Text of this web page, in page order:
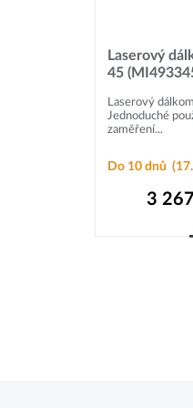
Laserový
45
Laserový
Jednoduché
zaměření...
Do 10 dnů
3